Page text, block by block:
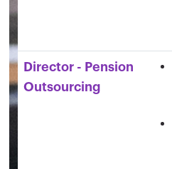
Director - Pension
Outsourcing